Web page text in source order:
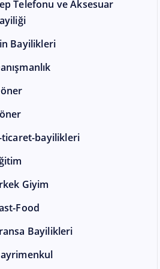
Telefonu ve Aksesuar
Bayilikleri
ticaret-bayilikleri
Giyim
Food
Bayilikleri